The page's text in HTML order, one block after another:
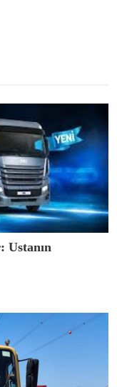
Ustanın